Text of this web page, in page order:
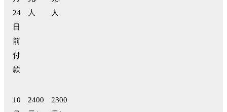
24
日
前
付
款
人
人
10
2400
2300